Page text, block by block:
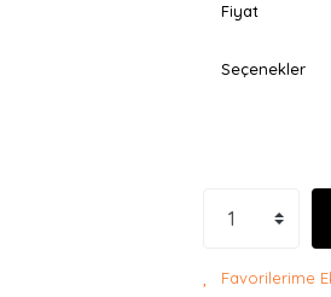
Fiyat
Seçenekler